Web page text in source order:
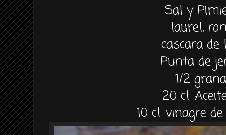
Sal y
laurel,
cascara de
Punta de
1/2
20 cl.
10 cl. vinagre